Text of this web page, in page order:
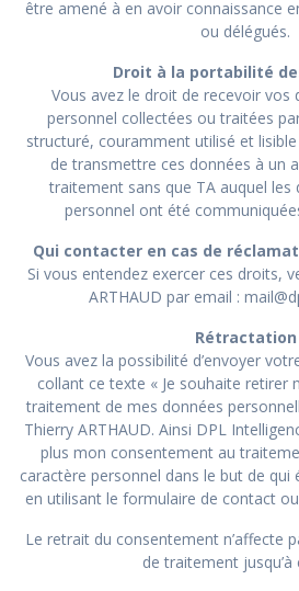
être amené à en avoir connaissance
ou délégués.
Droit à la portabilité
Vous avez le droit de recevoir vos
personnel collectées ou traitées
structuré, couramment utilisé et
de transmettre ces données à un
traitement sans que TA auquel les
personnel ont été
Qui contacter en cas de
Si vous entendez exercer ces droits,
ARTHAUD par email :
Rétractation
Vous avez la possibilité d’envoyer
collant ce texte « Je souhaite retirer
traitement de mes données
Thierry ARTHAUD. Ainsi DPL
plus mon consentement au
caractère personnel dans le but de qui
en utilisant le formulaire de contact
Le retrait du consentement n’affecte
de traitement jusqu’à